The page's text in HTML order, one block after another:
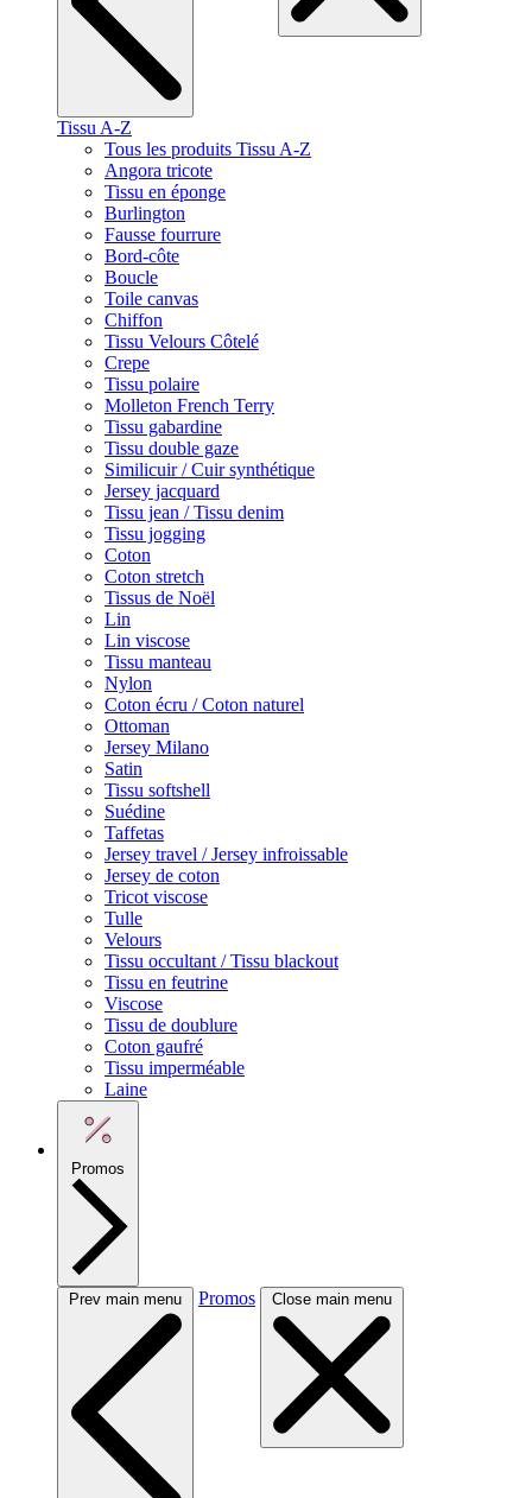
Tissu A-Z
Tous les produits Tissu A-Z
Angora tricote
Tissu en éponge
Burlington
Fausse fourrure
Bord-côte
Boucle
Toile canvas
Chiffon
Tissu Velours Côtelé
Crepe
Tissu polaire
Molleton French Terry
Tissu gabardine
Tissu double gaze
Similicuir / Cuir synthétique
Jersey jacquard
Tissu jean / Tissu denim
Tissu jogging
Coton
Coton stretch
Tissus de Noël
Lin
Lin viscose
Tissu manteau
Nylon
Coton écru / Coton naturel
Ottoman
Jersey Milano
Satin
Tissu softshell
Suédine
Taffetas
Jersey travel / Jersey infroissable
Jersey de coton
Tricot viscose
Tulle
Velours
Tissu occultant / Tissu blackout
Tissu en feutrine
Viscose
Tissu de doublure
Coton gaufré
Tissu imperméable
Laine
Promos
Prev main menu Promos Close main menu